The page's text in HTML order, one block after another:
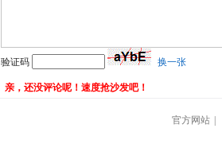
验证码 换一张
亲，还没评论呢！速度抢沙发吧！
官方网站